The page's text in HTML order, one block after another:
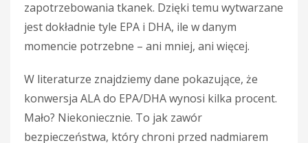
zapotrzebowania tkanek. Dzięki temu wytwarzane
jest dokładnie tyle EPA i DHA, ile w danym
momencie potrzebne – ani mniej, ani więcej.
W literaturze znajdziemy dane pokazujące, że
konwersja ALA do EPA/DHA wynosi kilka procent.
Mało? Niekoniecznie. To jak zawór
bezpieczeństwa, który chroni przed nadmiarem